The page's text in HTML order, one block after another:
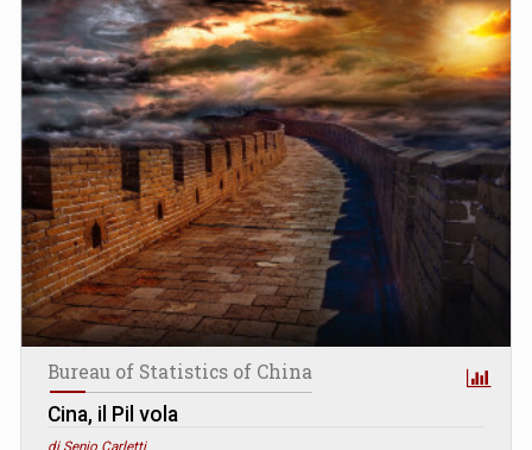
Bureau of Statistics of China
Cina, il Pil vola
di Senio Carletti